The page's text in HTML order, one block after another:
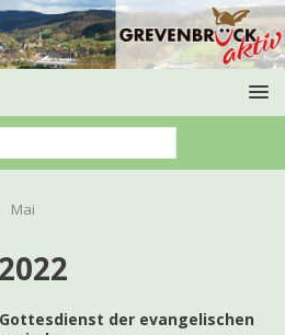
Mai
der evangelischen